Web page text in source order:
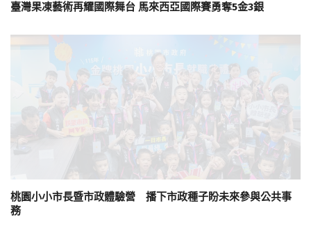
臺灣果凍藝術再耀國際舞台 馬來西亞國際賽勇奪5金3銀
桃園小小市長暨市政體驗營 播下市政種子盼未來參與公共事
務